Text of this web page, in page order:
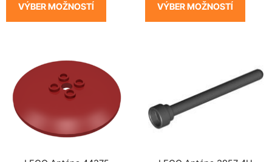
VÝBER MOŽNOSTÍ VÝBER MOŽNOSTÍ